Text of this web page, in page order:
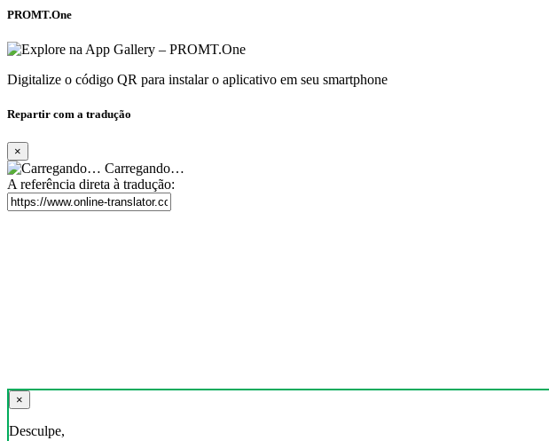
PROMT.One
Digitalize o código QR para instalar o aplicativo em seu smartphone
Repartir com a tradução
×
Carregando…
A referência direta à tradução:
×
Desculpe,